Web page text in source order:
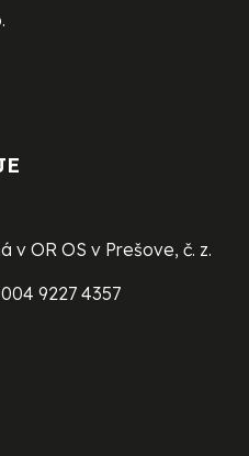
v OR OS v Prešove, č. z.
9227 4357